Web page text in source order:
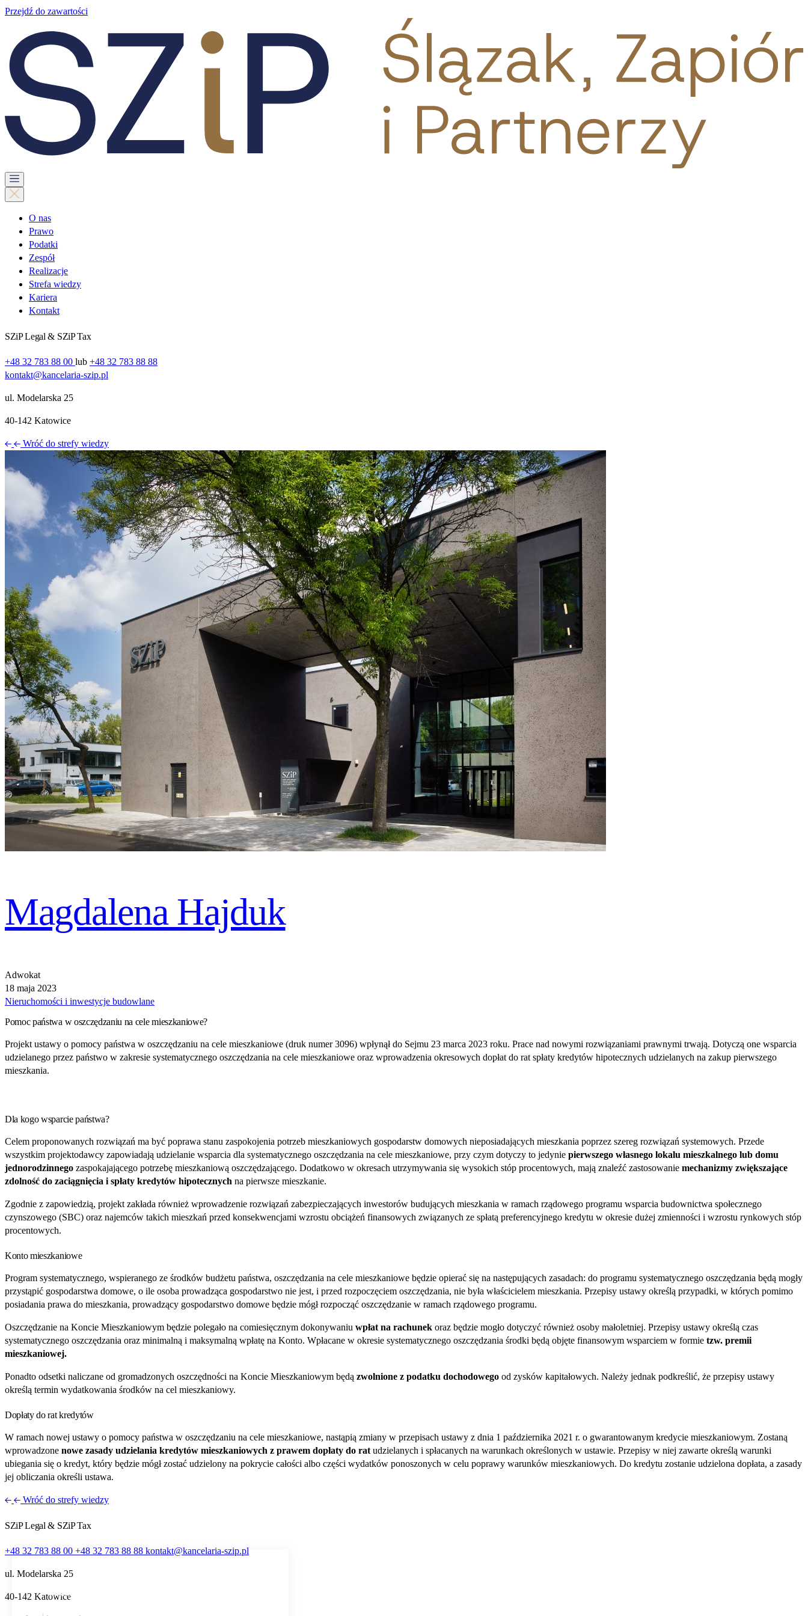
Ta strona używa plików cookie i umożliwia wybór, które
Przejdź do zawartości
O nas
Prawo
Podatki
Zespół
Realizacje
Strefa wiedzy
Kariera
Kontakt
SZiP Legal & SZiP Tax
+48 32 783 88 00 lub +48 32 783 88 88
kontakt@kancelaria-szip.pl
ul. Modelarska 25
40‑142 Katowice
Wróć do strefy wiedzy
Magdalena Hajduk
Adwokat
18 maja 2023
Nieruchomości i inwestycje budowlane
Pomoc państwa w oszczędzaniu na cele mieszkaniowe?
Projekt ustawy o pomocy państwa w oszczędzaniu na cele mieszkaniowe (druk numer 3096) wpłynął do Sejmu 23 marca 2023 roku. Prace nad nowymi rozwiązaniami prawnymi trwają. Dotyczą one wsparcia
udzielanego przez państwo w zakresie systematycznego oszczędzania na cele mieszkaniowe oraz wprowadzenia okresowych dopłat do rat spłaty kredytów hipotecznych udzielanych na zakup pierwszego
mieszkania.
Dla kogo wsparcie państwa?
Celem proponowanych rozwiązań ma być poprawa stanu zaspokojenia potrzeb mieszkaniowych gospodarstw domowych nieposiadających mieszkania poprzez szereg rozwiązań systemowych. Przede
wszystkim projektodawcy zapowiadają udzielanie wsparcia dla systematycznego oszczędzania na cele mieszkaniowe, przy czym dotyczy to jedynie pierwszego własnego lokalu mieszkalnego lub domu
jednorodzinnego zaspokajającego potrzebę mieszkaniową oszczędzającego. Dodatkowo w okresach utrzymywania się wysokich stóp procentowych, mają znaleźć zastosowanie mechanizmy zwiększające
zdolność do zaciągnięcia i spłaty kredytów hipotecznych na pierwsze mieszkanie.
Zgodnie z zapowiedzią, projekt zakłada również wprowadzenie rozwiązań zabezpieczających inwestorów budujących mieszkania w ramach rządowego programu wsparcia budownictwa społecznego
czynszowego (SBC) oraz najemców takich mieszkań przed konsekwencjami wzrostu obciążeń finansowych związanych ze spłatą preferencyjnego kredytu w okresie dużej zmienności i wzrostu rynkowych stóp
procentowych.
Konto mieszkaniowe
Program systematycznego, wspieranego ze środków budżetu państwa, oszczędzania na cele mieszkaniowe będzie opierać się na następujących zasadach: do programu systematycznego oszczędzania będą mogły
przystąpić gospodarstwa domowe, o ile osoba prowadząca gospodarstwo nie jest, i przed rozpoczęciem oszczędzania, nie była właścicielem mieszkania. Przepisy ustawy określą przypadki, w których pomimo
posiadania prawa do mieszkania, prowadzący gospodarstwo domowe będzie mógł rozpocząć oszczędzanie w ramach rządowego programu.
Oszczędzanie na Koncie Mieszkaniowym będzie polegało na comiesięcznym dokonywaniu wpłat na rachunek oraz będzie mogło dotyczyć również osoby małoletniej. Przepisy ustawy określą czas
systematycznego oszczędzania oraz minimalną i maksymalną wpłatę na Konto. Wpłacane w okresie systematycznego oszczędzania środki będą objęte finansowym wsparciem w formie tzw. premii
mieszkaniowej.
Ponadto odsetki naliczane od gromadzonych oszczędności na Koncie Mieszkaniowym będą zwolnione z podatku dochodowego od zysków kapitałowych. Należy jednak podkreślić, że przepisy ustawy
określą termin wydatkowania środków na cel mieszkaniowy.
Dopłaty do rat kredytów
W ramach nowej ustawy o pomocy państwa w oszczędzaniu na cele mieszkaniowe, nastąpią zmiany w przepisach ustawy z dnia 1 października 2021 r. o gwarantowanym kredycie mieszkaniowym. Zostaną
wprowadzone nowe zasady udzielania kredytów mieszkaniowych z prawem dopłaty do rat udzielanych i spłacanych na warunkach określonych w ustawie. Przepisy w niej zawarte określą warunki
ubiegania się o kredyt, który będzie mógł zostać udzielony na pokrycie całości albo części wydatków ponoszonych w celu poprawy warunków mieszkaniowych. Do kredytu zostanie udzielona dopłata, a zasady
jej obliczania określi ustawa.
Wróć do strefy wiedzy
SZiP Legal & SZiP Tax
+48 32 783 88 00 +48 32 783 88 88 kontakt@kancelaria-szip.pl
ul. Modelarska 25
40‑142 Katowice